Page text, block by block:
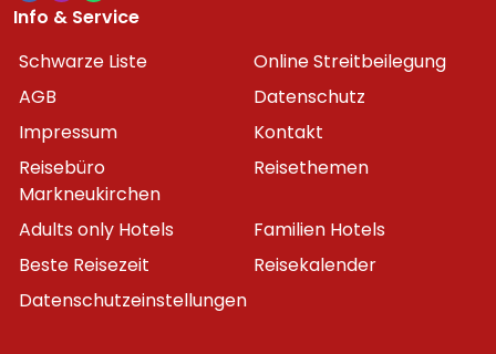
Info & Service
Schwarze Liste
Online Streitbeilegung
AGB
Datenschutz
Impressum
Kontakt
Reisebüro
Markneukirchen
Reisethemen
Adults only Hotels
Familien Hotels
Beste Reisezeit
Reisekalender
Datenschutzeinstellungen